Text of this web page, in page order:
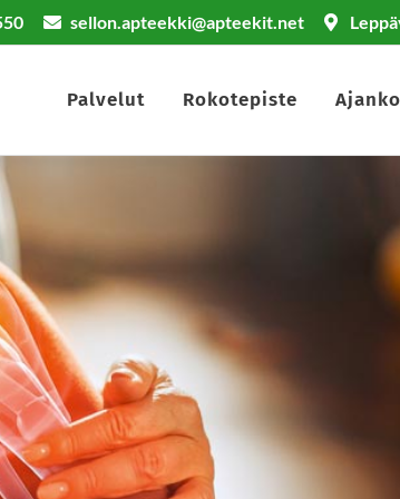
sellon.apteekki@apteekit.net
Palvelut Rokotepiste